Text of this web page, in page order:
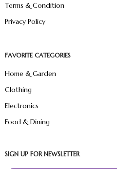
Terms & Condition
Privacy Policy
FAVORITE CATEGORIES
Home & Garden
Clothing
Electronics
Food & Dining
SIGN UP FOR NEWSLETTER